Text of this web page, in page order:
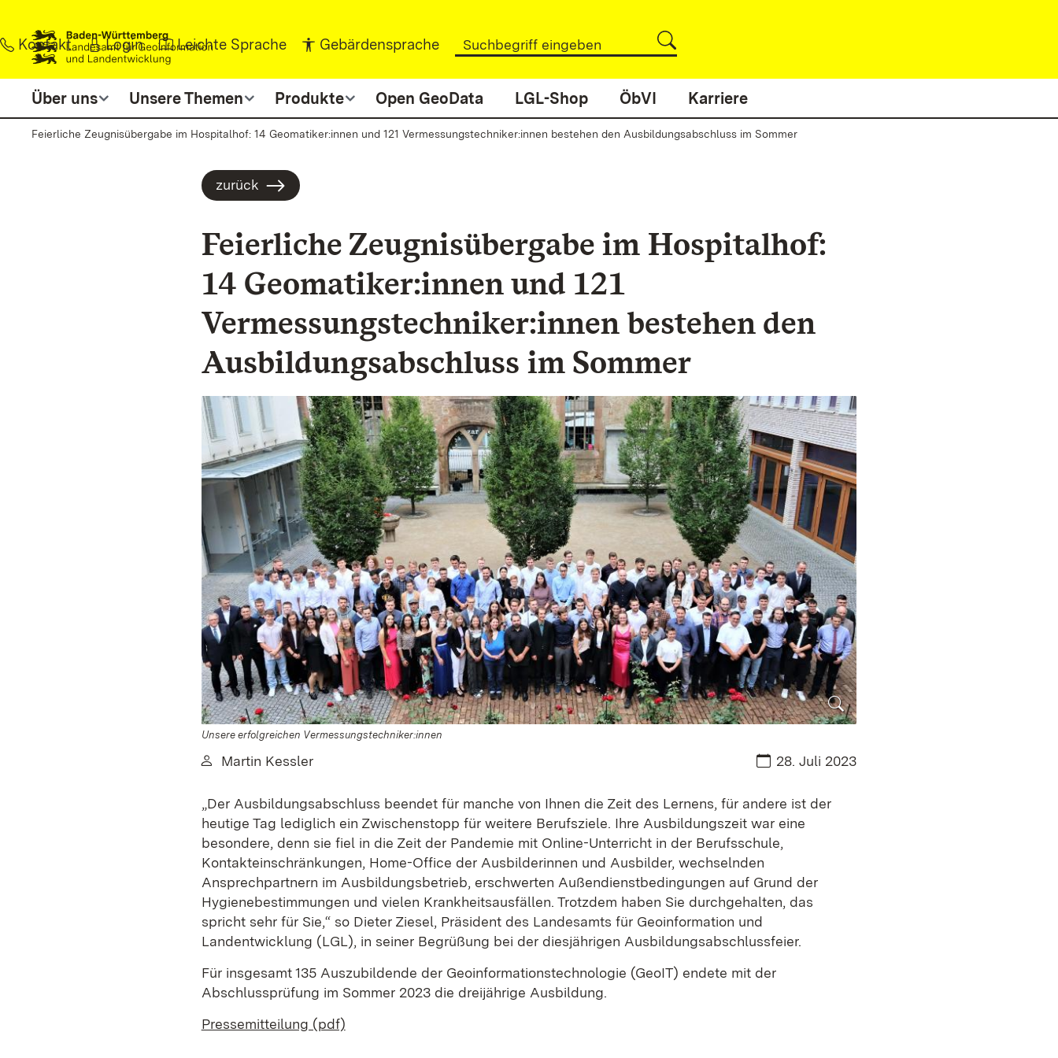
Kontakt Login Leichte Sprache Gebärdensprache
Über uns Unsere Themen Produkte Open GeoData LGL-Shop ÖbVI Karriere
Feierliche Zeugnisübergabe im Hospitalhof: 14 Geomatiker:innen und 121 Vermessungstechniker:innen bestehen den Ausbildungsabschluss im Sommer
zurück
Feierliche Zeugnisübergabe im Hospitalhof:
14 Geomatiker:innen und 121
Vermessungstechniker:innen bestehen den
Ausbildungsabschluss im Sommer
Unsere erfolgreichen Vermessungstechniker:innen
Datum:
28. Juli 2023
Von:
Martin Kessler
„Der Ausbildungsabschluss beendet für manche von Ihnen die Zeit des Lernens, für andere ist der
heutige Tag lediglich ein Zwischenstopp für weitere Berufsziele. Ihre Ausbildungszeit war eine
besondere, denn sie fiel in die Zeit der Pandemie mit Online-Unterricht in der Berufsschule,
Kontakteinschränkungen, Home-Office der Ausbilderinnen und Ausbilder, wechselnden
Ansprechpartnern im Ausbildungsbetrieb, erschwerten Außendienstbedingungen auf Grund der
Hygienebestimmungen und vielen Krankheitsausfällen. Trotzdem haben Sie durchgehalten, das
spricht sehr für Sie,“ so Dieter Ziesel, Präsident des Landesamts für Geoinformation und
Landentwicklung (LGL), in seiner Begrüßung bei der diesjährigen Ausbildungsabschlussfeier.
Für insgesamt 135 Auszubildende der Geoinformationstechnologie (GeoIT) endete mit der
Abschlussprüfung im Sommer 2023 die dreijährige Ausbildung.
Pressemitteilung (pdf)